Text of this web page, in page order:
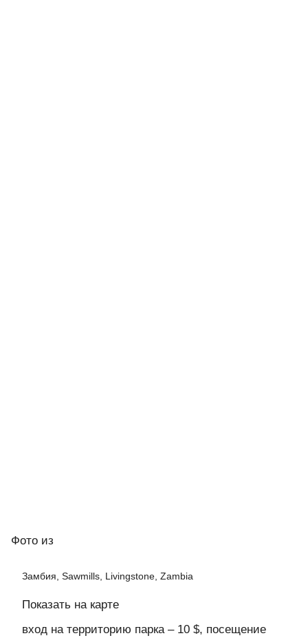
Фото из
Замбия, Sawmills, Livingstone, Zambia
Показать на карте
вход на территорию парка – 10 $, посещение